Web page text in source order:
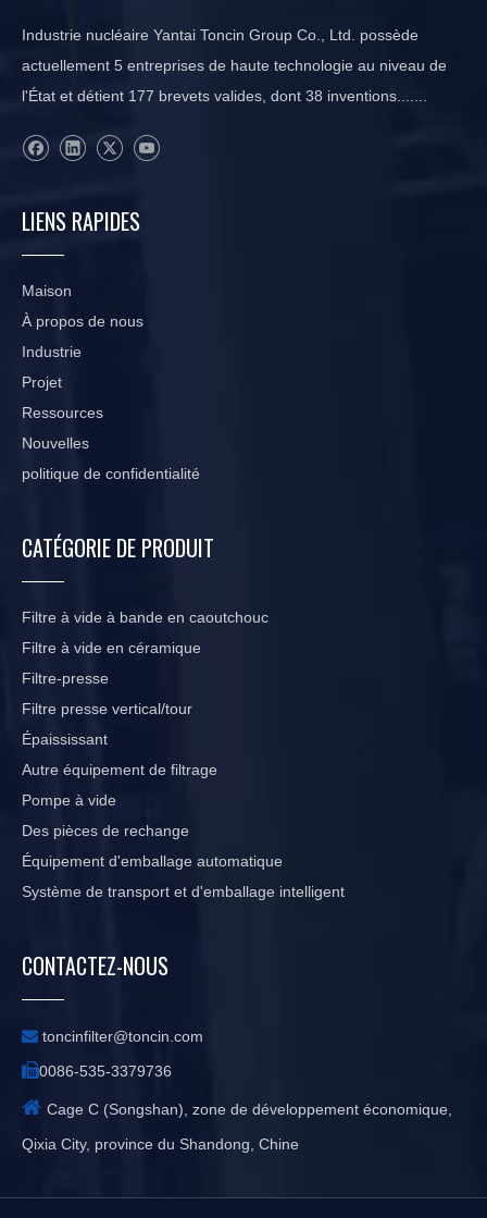
Industrie nucléaire Yantai Toncin Group Co., Ltd. possède
actuellement 5 entreprises de haute technologie au niveau de
l'État et détient 177 brevets valides, dont 38 inventions.......
LIENS RAPIDES
Maison
À propos de nous
Industrie
Projet
Ressources
Nouvelles
politique de confidentialité
CATÉGORIE DE PRODUIT
Filtre à vide à bande en caoutchouc
Filtre à vide en céramique
Filtre-presse
Filtre presse vertical/tour
Épaississant
Autre équipement de filtrage
Pompe à vide
Des pièces de rechange
Équipement d'emballage automatique
Système de transport et d'emballage intelligent
CONTACTEZ-NOUS
 toncinfilter@toncin.com
0086-535-3379736
 Cage C (Songshan), zone de développement économique,
Qixia City, province du Shandong, Chine